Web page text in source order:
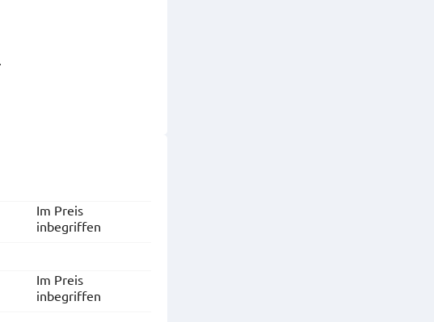
Im Preis
inbegriffen
Im Preis
inbegriffen